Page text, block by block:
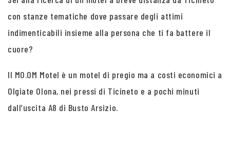
con stanze tematiche dove passare degli attimi
indimenticabili insieme alla persona che ti fa battere il
cuore?
Il MO.OM Motel è un motel di pregio ma a costi economici a
Olgiate Olona, nei pressi di Ticineto e a pochi minuti
dall’uscita A8 di Busto Arsizio.